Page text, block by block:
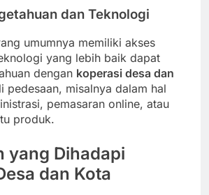
dan Teknologi
umumnya memiliki akses
yang lebih baik dapat
dengan koperasi desa dan
pedesaan, misalnya dalam hal
pemasaran online, atau
produk.
yang Dihadapi
dan Kota